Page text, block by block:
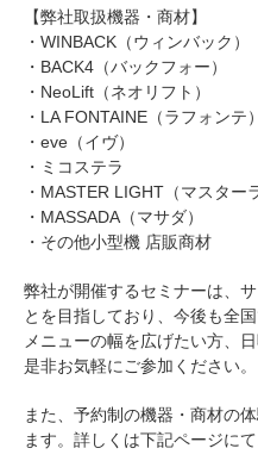
【弊社取扱機器・商材】
・WINBACK（ウィンバック）
・BACK4（バックフォー）
・NeoLift（ネオリフト）
・LA FONTAINE（ラフォンテ）
・eve（イヴ）
・ミコステラ
・MASTER LIGHT（マスター
・MASSADA（マサダ）
・その他小型機 店販商材
弊社が開催するセミナーは、
とを目指しており、今後も全
メニューの幅を広げたい方、
是非お気軽にご参加ください。
また、予約制の機器・商材の
ます。詳しくは下記ページにて